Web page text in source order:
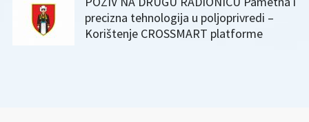
precizna tehnologija u poljoprivredi –
Korištenje CROSSMART platforme